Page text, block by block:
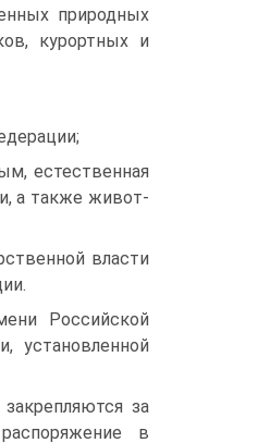
природных
курортных и
естественная
а также живот­
власти
Российской
установленной
за
в